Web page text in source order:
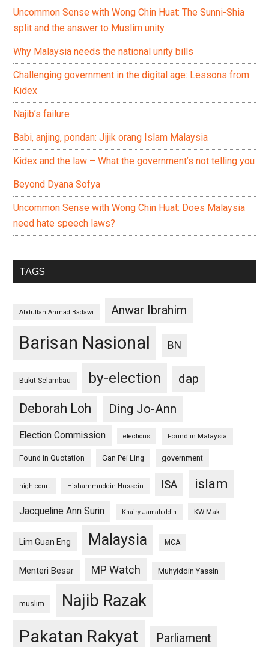
Uncommon Sense with Wong Chin Huat: The Sunni-Shia
split and the answer to Muslim unity
Why Malaysia needs the national unity bills
Challenging government in the digital age: Lessons from
Kidex
Najib’s failure
Babi, anjing, pondan: Jijik orang Islam Malaysia
Kidex and the law – What the government’s not telling you
Beyond Dyana Sofya
Uncommon Sense with Wong Chin Huat: Does Malaysia
need hate speech laws?
TAGS
Abdullah Ahmad Badawi Anwar Ibrahim
Barisan Nasional BN
Bukit Selambau by-election
dap
Deborah Loh
Ding Jo-Ann
Election Commission elections Found in Malaysia
Found in Quotation Gan Pei Ling government
high court Hishammuddin Hussein ISA islam
Jacqueline Ann Surin Khairy Jamaluddin KW Mak
Lim Guan Eng Malaysia MCA
Menteri Besar MP Watch Muhyiddin Yassin
muslim Najib Razak
Pakatan Rakyat Parliament